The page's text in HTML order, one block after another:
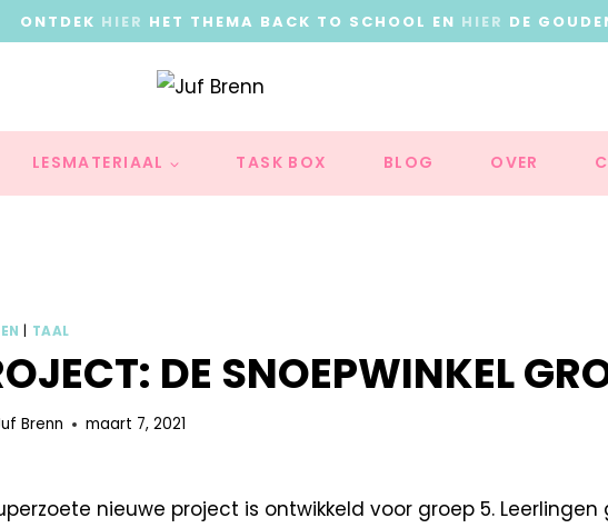
ONTDEK HIER HET THEMA BACK TO SCHOOL EN HIER DE
LESMATERIAAL TASK BOX BLOG OVER
TAAL
DE SNOEPWINKEL
Brenn maart 7, 2021
nieuwe project is ontwikkeld voor groep 5.